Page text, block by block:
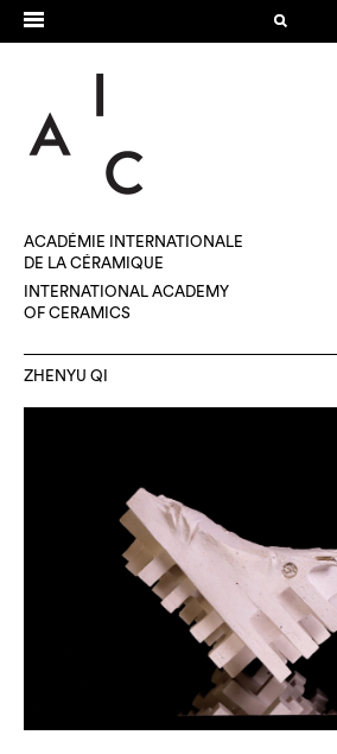
ACADÉMIE INTERNATIONALE
DE LA CÉRAMIQUE
INTERNATIONAL ACADEMY
OF CERAMICS
ZHENYU QI